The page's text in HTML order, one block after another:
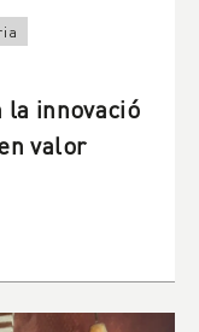
la innovació
valor